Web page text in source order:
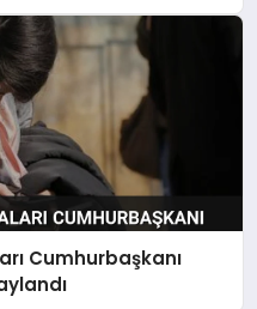
Cumhurbaşkanı